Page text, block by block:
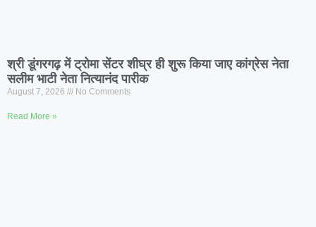
श्री डूंगरगढ़ में ट्रोमा सेंटर शीघ्र ही शुरू किया जाए कांग्रेस नेता
सलीम भाटी नेता नित्यानंद पारीक
August 7, 2026 No Comments
Read More »